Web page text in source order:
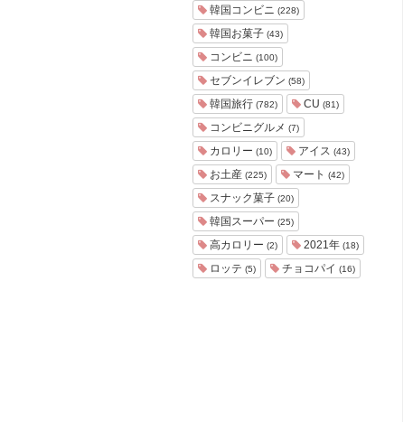
ま
と
め
J
O
H
ジ
ョ
ア
韓国コンビニ (228)
韓国お菓子 (43)
コンビニ (100)
セブンイレブン (58)
韓国旅行 (782) CU (81)
コンビニグルメ (7)
カロリー (10) アイス (43)
お土産 (225) マート (42)
スナック菓子 (20)
韓国スーパー (25)
高カロリー (2) 2021年 (18)
ロッテ (5) チョコパイ (16)